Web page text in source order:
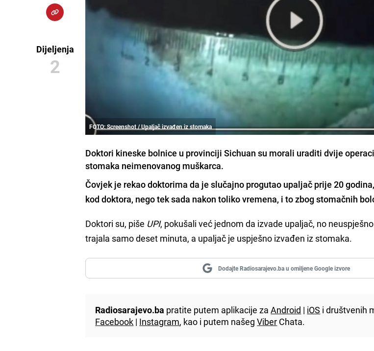
Dijeljenja
2
FOTO: Screenshot / Upaljač izvađen iz stomaka
Doktori kineske bolnice u provinciji Sichuan su morali uraditi dvije
stomaka neimenovanog muškarca.
Čovjek je rekao doktorima da je slučajno progutao upaljač prije 20
kod doktora, nego tek sada nakon toliko vremena, i to zbog stomačnih
Doktori su, piše UPI, pokušali već jednom da izvade upaljač, no
trajala samo deset minuta, a upaljač je uspješno izvađen iz stomaka.
Dodajte Radiosarajevo.ba u omiljene Google izvore
Radiosarajevo.ba pratite putem aplikacije zaAndroid | iOS i društvenih
Facebook | Instagram, kao i putem našegViber Chata.